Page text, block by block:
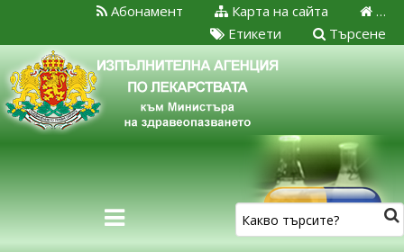
…
Карта на сайта
Абонамент
Търсене
Етикети